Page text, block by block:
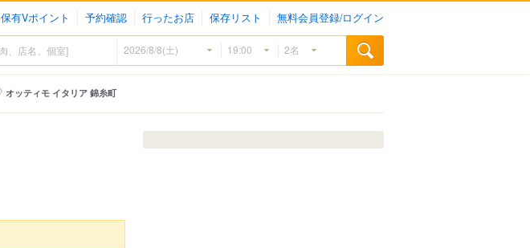
保有Vポイント 予約確認 行ったお店 保存リスト 無料会員登録/ログイン
オッティモ イタリア 錦糸町